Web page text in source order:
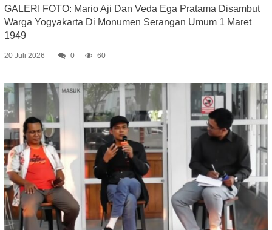
GALERI FOTO: Mario Aji Dan Veda Ega Pratama Disambut
Warga Yogyakarta Di Monumen Serangan Umum 1 Maret
1949
20 Juli 2026 0 60